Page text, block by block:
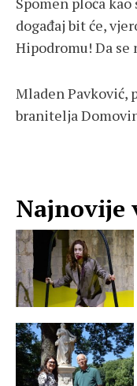
događaj bit će,
Hipodromu! Da se
Mladen Pavković,
branitelja
Najnovije